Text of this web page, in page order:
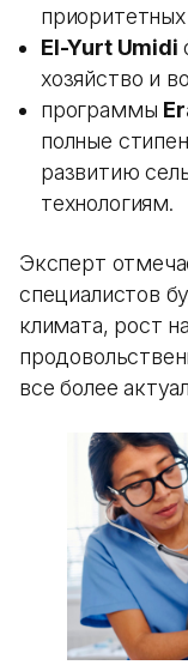
El-Yurt Umidi
хозяйство и
программы
полные
развитию
технологиям.
Эксперт
специалистов
климата, рост
все более